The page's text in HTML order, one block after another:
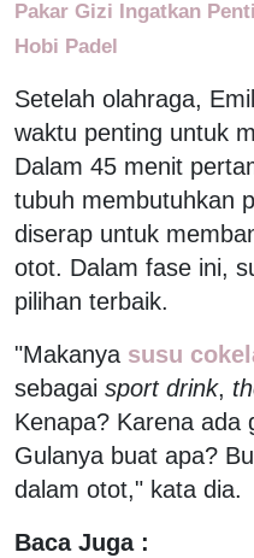
Pakar Gizi Ingatkan
Hobi Padel
Setelah olahraga,
waktu penting untuk
Dalam 45 menit
tubuh membutuhkan
diserap untuk
otot. Dalam fase ini,
pilihan terbaik.
"Makanya susu
sebagai sport drink,
Kenapa? Karena ada
Gulanya buat apa?
dalam otot," kata dia.
Baca Juga :